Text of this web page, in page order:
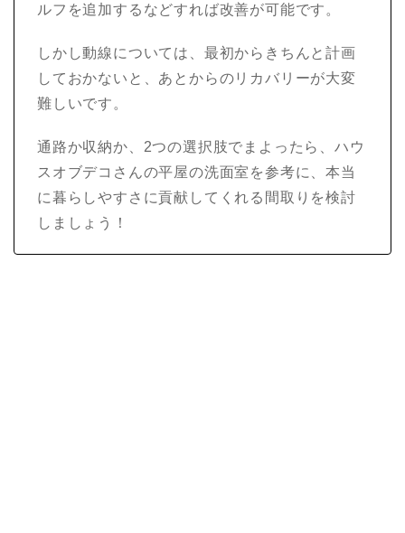
ルフを追加するなどすれば改善が可能です。
しかし動線については、最初からきちんと計画
しておかないと、あとからのリカバリーが大変
難しいです。
通路か収納か、2つの選択肢でまよったら、ハウ
スオブデコさんの平屋の洗面室を参考に、本当
に暮らしやすさに貢献してくれる間取りを検討
しましょう！